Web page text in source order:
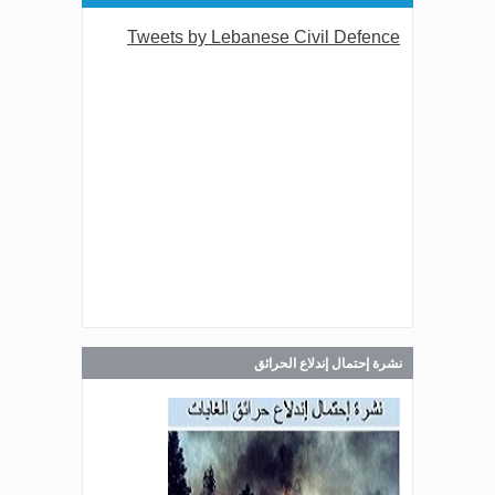
اللبناني البيان الآتي:
Jul 28, 2026
صدر عن دائرة الإعلام والعلاقات العامة
في المديرية العامة للدفاع المدني
Tweets by Lebanese Civil Defence
نشرة إحتمال إندلاع الحرائق